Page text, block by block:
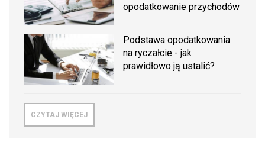
opodatkowanie przychodów
Podstawa opodatkowania
na ryczałcie - jak
prawidłowo ją ustalić?
CZYTAJ WIĘCEJ